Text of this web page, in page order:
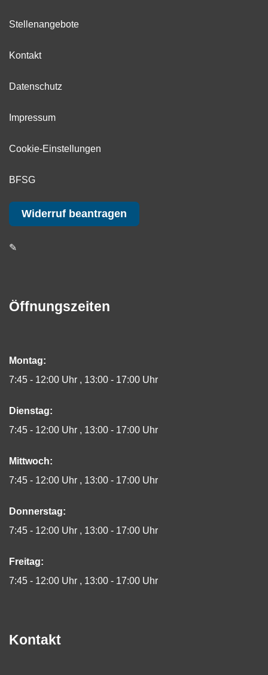
Stellenangebote
Kontakt
Datenschutz
Impressum
Cookie-Einstellungen
BFSG
Widerruf beantragen
✎
Öffnungszeiten
Montag:
7:45 - 12:00 Uhr
13:00 - 17:00 Uhr
Dienstag:
7:45 - 12:00 Uhr
13:00 - 17:00 Uhr
Mittwoch:
7:45 - 12:00 Uhr
13:00 - 17:00 Uhr
Donnerstag:
7:45 - 12:00 Uhr
13:00 - 17:00 Uhr
Freitag:
7:45 - 12:00 Uhr
13:00 - 17:00 Uhr
Kontakt